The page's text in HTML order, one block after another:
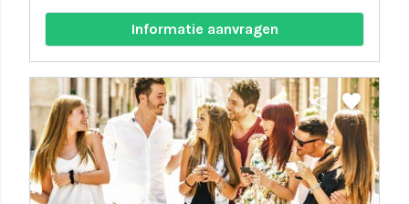
Informatie aanvragen
share favorite